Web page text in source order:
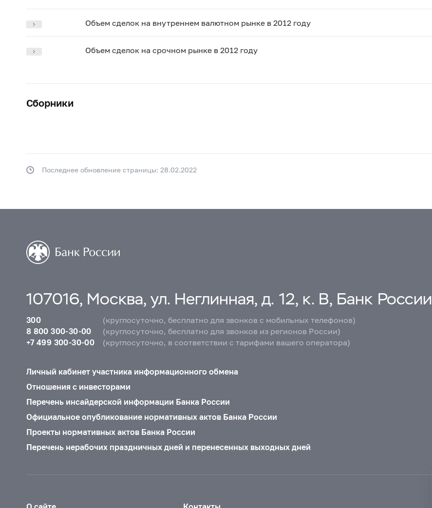
Объем сделок на внутреннем валютном рынке в 2012 году
Объем сделок на срочном рынке в 2012 году
Сборники
Последнее обновление страницы: 28.02.2022
107016, Москва, ул. Неглинная, д. 12, к. В, Банк России
300
(круглосуточно, бесплатно для звонков с мобильных телефонов)
8 800 300-30-00
(круглосуточно, бесплатно для звонков из регионов России)
+7 499 300-30-00
(круглосуточно, в соответствии с тарифами вашего оператора)
Личный кабинет участника информационного обмена
Отношения с инвесторами
Перечень инсайдерской информации Банка России
Официальное опубликование нормативных актов Банка России
Проекты нормативных актов Банка России
Перечень нерабочих праздничных дней и перенесенных выходных дней